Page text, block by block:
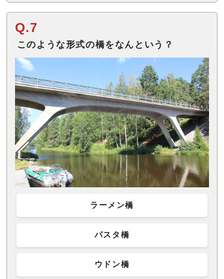
Q.7
このような形式の橋をなんという？
ラーメン橋
パスタ橋
ウドン橋